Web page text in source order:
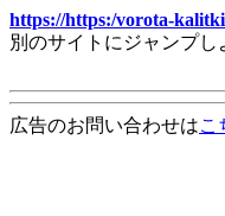
https://https:/vorota-
別のサイトにジャンプ
広告のお問い合わせはこ